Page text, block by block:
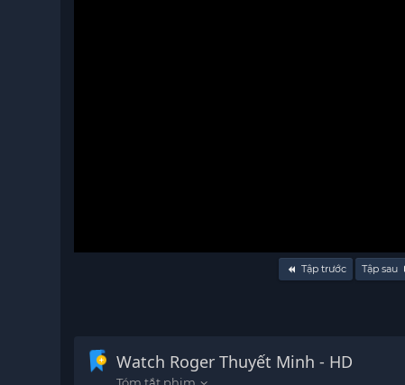
Tập trước Tập sau
Watch Roger Thuyết Minh - HD